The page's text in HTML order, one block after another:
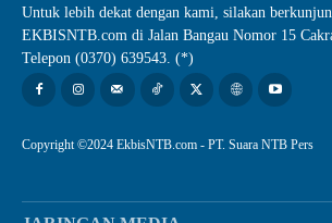
Untuk lebih dekat dengan kami, silakan
EKBISNTB.com di Jalan Bangau Nomor 15
Telepon (0370) 639543. (*)
Copyright ©2024 EkbisNTB.com - PT. Suara NTB Pers